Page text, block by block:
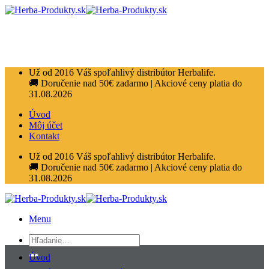
Přeskočit
Už od 2016 Váš spoľahlivý distribútor Herbalife.
🚚 Doručenie nad 50€ zadarmo | Akciové ceny platia do
31.08.2026
Úvod
Môj účet
Kontakt
Už od 2016 Váš spoľahlivý distribútor Herbalife.
🚚 Doručenie nad 50€ zadarmo | Akciové ceny platia do
31.08.2026
Menu
Hľadať:
Úvod